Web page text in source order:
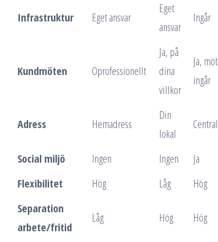
Infrastruktur Eget ansvar
Eget
ansvar
Ingår
Kundmöten Oprofessionellt
Ja, på
dina
villkor
Ja,
ingår
Adress Hemadress
Din
lokal
Social miljö Ingen Ingen
Ja
Flexibilitet
Hög Låg
Hög
Separation
arbete/fritid
Låg Hög Hög